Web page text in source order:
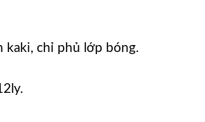
kaki, chỉ phủ lớp bóng.